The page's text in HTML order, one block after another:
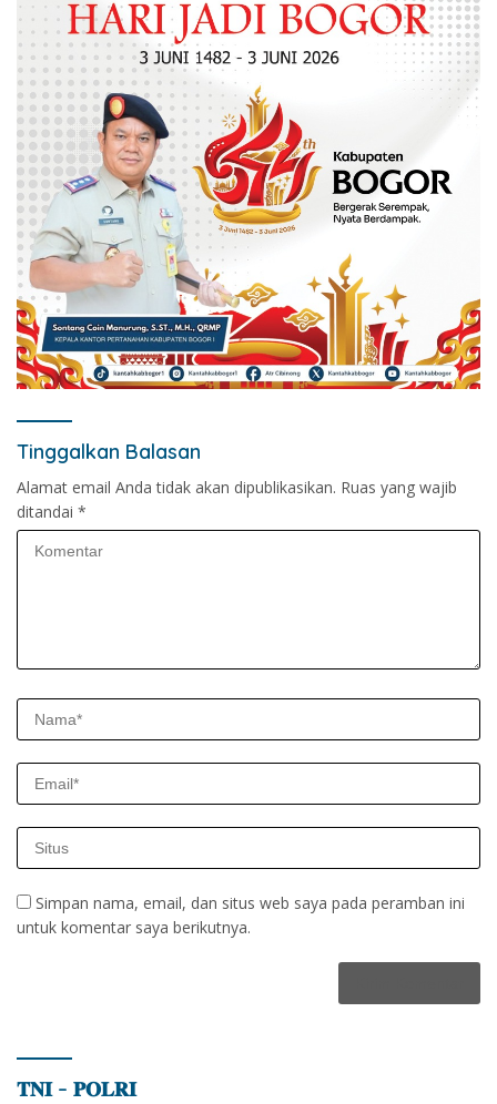
Tinggalkan Balasan
Alamat email Anda tidak akan dipublikasikan. Ruas yang wajib
ditandai *
Simpan nama, email, dan situs web saya pada peramban ini
untuk komentar saya berikutnya.
𝐓𝐍𝐈 – 𝐏𝐎𝐋𝐑𝐈